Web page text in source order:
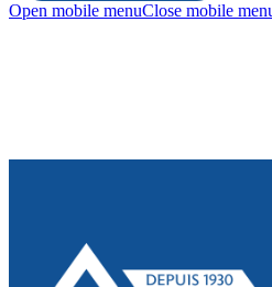
Open mobile menuClose mobile